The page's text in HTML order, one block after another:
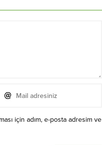
için adım, e-posta adresim ve